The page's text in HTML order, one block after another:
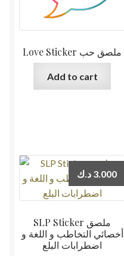
Love Sticker ملصق حب
Add to cart
SLP Sticker ملصق
أخصائي التخاطب و اللغة و
اضطرابات البلع
3.000 د.ك